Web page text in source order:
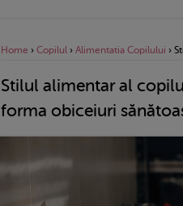
Home › Copilul › Alimentatia Copilului ›
Stilul alimentar al
forma obiceiuri